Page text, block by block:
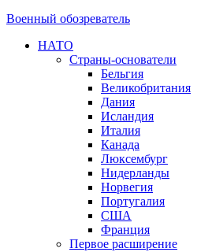
Военный обозреватель
НАТО
Страны-основатели
Бельгия
Великобритания
Дания
Исландия
Италия
Канада
Люксембург
Нидерланды
Норвегия
Португалия
США
Франция
Первое расширение